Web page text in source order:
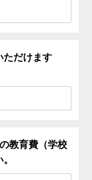
ただけます
教育費（学校